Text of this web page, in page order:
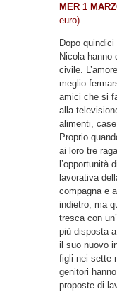
MER 1
euro)
Dopo
Nicola hanno
civile.
meglio
amici che si
alla
alimenti,
Proprio
ai loro tre
l’opportunità
lavorativa
compagna e
indietro, ma
tresca con
più disposta
il suo nuovo
figli nei sette
genitori
proposte di